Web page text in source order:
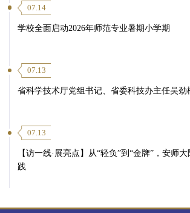
07.14
学校全面启动2026年师范专业暑期小学期
07.13
省科学技术厅党组书记、省委科技办主任吴劲
07.13
【访一线·展亮点】从“轻负”到“金牌”，安师
践